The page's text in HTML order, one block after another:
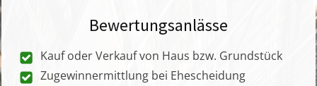
Bewertungsanlässe
Kauf oder Verkauf von Haus bzw. Grundstück
Zugewinnermittlung bei Ehescheidung